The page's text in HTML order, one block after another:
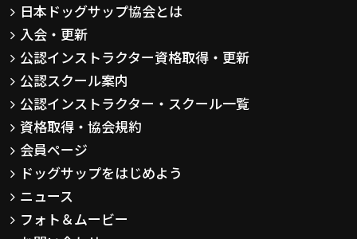
日本ドッグサップ協会とは
入会・更新
公認インストラクター資格取得・更新
公認スクール案内
公認インストラクター・スクール一覧
資格取得・協会規約
会員ページ
ドッグサップをはじめよう
ニュース
フォト＆ムービー